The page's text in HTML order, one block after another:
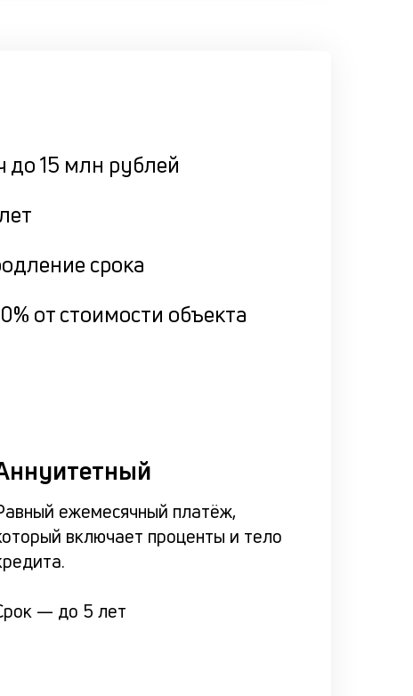
до 15 млн рублей
срока
от стоимости объекта
ежемесячный платёж,
включает проценты и тело
— до 5 лет